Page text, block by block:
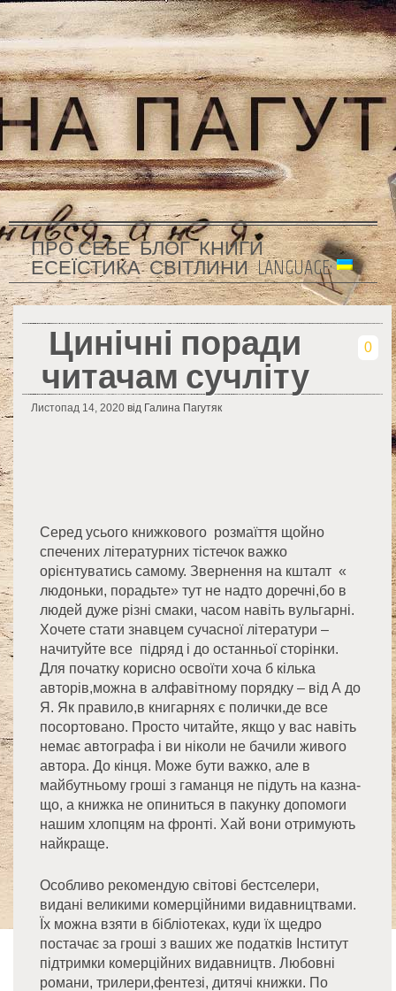
ПРО СЕБЕ БЛОГ КНИГИ
ЕСЕЇСТИКА СВІТЛИНИ LANGUAGE:
Цинічні поради
читачам сучліту
0
Листопад 14, 2020 від Галина Пагутяк
Серед усього книжкового розмаїття щойно
спечених літературних тістечок важко
орієнтуватись самому. Звернення на кшталт «
людоньки, порадьте» тут не надто доречні,бо в
людей дуже різні смаки, часом навіть вульгарні.
Хочете стати знавцем сучасної літератури –
начитуйте все підряд і до останньої сторінки.
Для початку корисно освоїти хоча б кілька
авторів,можна в алфавітному порядку – від А до
Я. Як правило,в книгарнях є полички,де все
посортовано. Просто читайте, якщо у вас навіть
немає автографа і ви ніколи не бачили живого
автора. До кінця. Може бути важко, але в
майбутньому гроші з гаманця не підуть на казна-
що, а книжка не опиниться в пакунку допомоги
нашим хлопцям на фронті. Хай вони отримують
найкраще.
Особливо рекомендую світові бестселери,
видані великими комерційними видавництвами.
Їх можна взяти в бібліотеках, куди їх щедро
постачає за гроші з ваших же податків Інститут
підтримки комерційних видавництв. Любовні
романи, трилери,фентезі, дитячі книжки. По